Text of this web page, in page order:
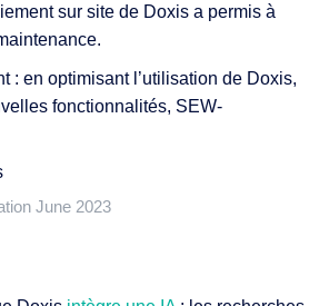
sur site de Doxis a permis à
: en optimisant l’utilisation de Doxis,
fonctionnalités, SEW-
June 2023